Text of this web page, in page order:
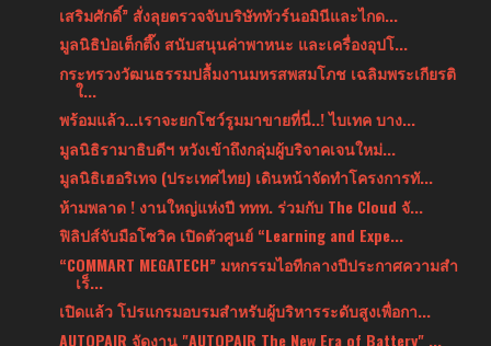
เสริมศักดิ์” สั่งลุยตรวจจับบริษัททัวร์นอมินีและไกด...
มูลนิธิป่อเต็กตึ๊ง สนับสนุนค่าพาหนะ และเครื่องอุปโ...
กระทรวงวัฒนธรรมปลื้มงานมหรสพสมโภช เฉลิมพระเกียรติ
ใ...
พร้อมแล้ว...เราจะยกโชว์รูมมาขายที่นี่..! ไบเทค บาง...
มูลนิธิรามาธิบดีฯ หวังเข้าถึงกลุ่มผู้บริจาคเจนใหม่...
มูลนิธิเฮอริเทจ (ประเทศไทย) เดินหน้าจัดทำโครงการทั...
ห้ามพลาด ! งานใหญ่แห่งปี ททท. ร่วมกับ The Cloud จั...
ฟิลิปส์จับมือโซวิค เปิดตัวศูนย์ “Learning and Expe...
“COMMART MEGATECH” มหกรรมไอทีกลางปีประกาศความสำ
เร็...
เปิดแล้ว โปรแกรมอบรมสำหรับผู้บริหารระดับสูงเพื่อกา...
AUTOPAIR จัดงาน "AUTOPAIR The New Era of Battery" ...